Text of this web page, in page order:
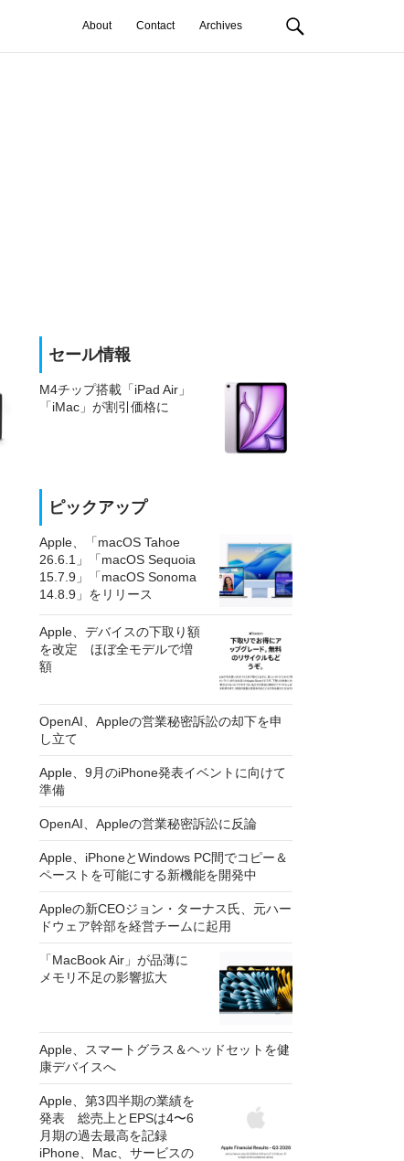
About Contact Archives
セール情報
M4チップ搭載「iPad Air」
「iMac」が割引価格に
ピックアップ
Apple、「macOS Tahoe
26.6.1」「macOS Sequoia
15.7.9」「macOS Sonoma
14.8.9」をリリース
Apple、デバイスの下取り額
を改定 ほぼ全モデルで増
額
OpenAI、Appleの営業秘密訴訟の却下を申
し立て
Apple、9月のiPhone発表イベントに向けて
準備
OpenAI、Appleの営業秘密訴訟に反論
Apple、iPhoneとWindows PC間でコピー＆
ペーストを可能にする新機能を開発中
Appleの新CEOジョン・ターナス氏、元ハー
ドウェア幹部を経営チームに起用
「MacBook Air」が品薄に
メモリ不足の影響拡大
Apple、スマートグラス＆ヘッドセットを健
康デバイスへ
Apple、第3四半期の業績を
発表 総売上とEPSは4〜6
月期の過去最高を記録
iPhone、Mac、サービスの